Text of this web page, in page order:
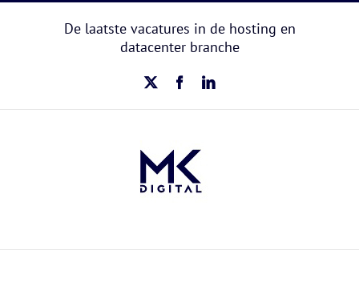
De laatste vacatures in de hosting en
datacenter branche
X FacebookLinkedIn